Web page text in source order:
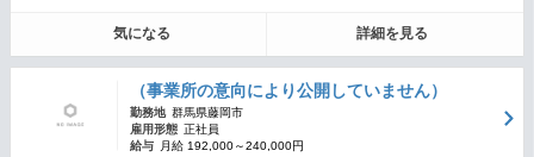
気になる 詳細を見る
（事業所の意向により公開していません）
勤務地 群馬県藤岡市
雇用形態 正社員
給与
月給 192,000～240,000円